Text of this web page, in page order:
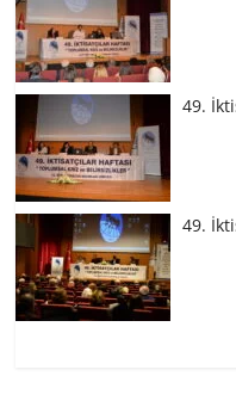
49.
49.
49.